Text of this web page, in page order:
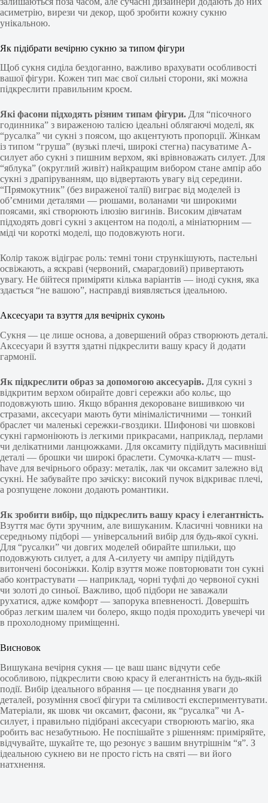
асиметрію, вирези чи декор, щоб зробити кожну сукню
унікальною.
Як підібрати вечірню сукню за типом фігури
Щоб сукня сиділа бездоганно, важливо врахувати особливості
вашої фігури. Кожен тип має свої сильні сторони, які можна
підкреслити правильним кроєм.
Які фасони підходять різним типам фігури. Для “пісочного
годинника” з вираженою талією ідеальні облягаючі моделі, як
“русалка” чи сукні з поясом, що акцентують пропорції. Жінкам
із типом “груша” (вузькі плечі, широкі стегна) пасуватиме А-
силует або сукні з пишним верхом, які врівноважать силует. Для
“яблука” (округлий живіт) найкращим вибором стане ампір або
сукні з драпіруванням, що відвертають увагу від середини.
“Прямокутник” (без вираженої талії) виграє від моделей із
об’ємними деталями — рюшами, воланами чи широкими
поясами, які створюють ілюзію вигинів. Високим дівчатам
підходять довгі сукні з акцентом на подолі, а мініатюрним —
міді чи короткі моделі, що подовжують ноги.
Колір також відіграє роль: темні тони стрункішують, пастельні
освіжають, а яскраві (червоний, смарагдовий) привертають
увагу. Не бійтеся приміряти кілька варіантів — іноді сукня, яка
здається “не вашою”, насправді виявляється ідеальною.
Аксесуари та взуття для вечірніх суконь
Сукня — це лише основа, а довершений образ створюють деталі.
Аксесуари й взуття здатні підкреслити вашу красу й додати
гармонії.
Як підкреслити образ за допомогою аксесуарів. Для сукні з
відкритим верхом обирайте довгі сережки або кольє, що
подовжують шию. Якщо вбрання декороване вишивкою чи
стразами, аксесуари мають бути мінімалістичними — тонкий
браслет чи маленькі сережки-гвоздики. Шифонові чи шовкові
сукні гармоніюють із легкими прикрасами, наприклад, перлами
чи делікатними ланцюжками. Для оксамиту підійдуть масивніші
деталі — брошки чи широкі браслети. Сумочка-клатч — must-
have для вечірнього образу: металік, лак чи оксамит залежно від
сукні. Не забувайте про зачіску: високий пучок відкриває плечі,
а розпущене локони додають романтики.
Як зробити вибір, що підкреслить вашу красу і елегантність.
Взуття має бути зручним, але вишуканим. Класичні човники на
середньому підборі — універсальний вибір для будь-якої сукні.
Для “русалки” чи довгих моделей обирайте шпильки, що
подовжують силует, а для А-силуету чи ампіру підійдуть
витончені босоніжки. Колір взуття може повторювати тон сукні
або контрастувати — наприклад, чорні туфлі до червоної сукні
чи золоті до синьої. Важливо, щоб підбори не заважали
рухатися, адже комфорт — запорука впевненості. Довершіть
образ легким шалем чи болеро, якщо подія проходить увечері чи
в прохолодному приміщенні.
Висновок
Вишукана вечірня сукня — це ваш шанс відчути себе
особливою, підкреслити свою красу й елегантність на будь-якій
події. Вибір ідеального вбрання — це поєднання уваги до
деталей, розуміння своєї фігури та сміливості експериментувати.
Матеріали, як шовк чи оксамит, фасони, як “русалка” чи А-
силует, і правильно підібрані аксесуари створюють магію, яка
робить вас незабутньою. Не поспішайте з рішенням: приміряйте,
відчувайте, шукайте те, що резонує з вашим внутрішнім “я”. З
ідеальною сукнею ви не просто гість на святі — ви його
натхнення.